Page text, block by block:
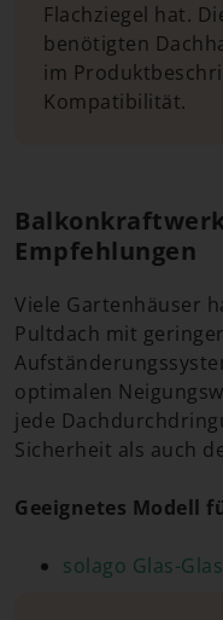
Flachziegel hat.
benötigten
im
Kompatibilität.
Empfehlungen
Viele Gartenhäuser
Pultdach mit
optimalen
jede
Sicherheit als auch
Geeignetes Modell
solago Glas-